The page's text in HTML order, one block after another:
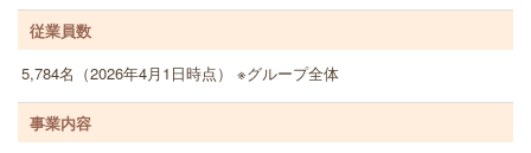
従業員数
5,784名（2026年4月1日時点） ※グループ全体
事業内容